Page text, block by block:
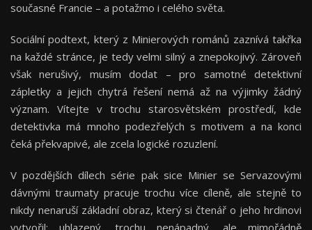
současné Francie – a potažmo i celého světa.
Sociální podtext, který z Minierových románů zaznívá takřka
na každé stránce, je tedy velmi silný a znepokojivý. Zároveň
však nerušivý, musím dodat – pro samotné detektivní
zápletky a jejich chytrá řešení nemá až na výjimky žádný
význam. Vítejte v trochu starosvětském prostředí, kde
detektivka má mnoho podezřelých s motivem a na konci
čeká překvapivé, ale zcela logické rozuzlení.
V pozdějších dílech série pak sice Minier se Servazovými
dávnými traumaty pracuje trochu více cíleně, ale stejně to
nikdy nenaruší základní obraz, který si čtenář o jeho hrdinovi